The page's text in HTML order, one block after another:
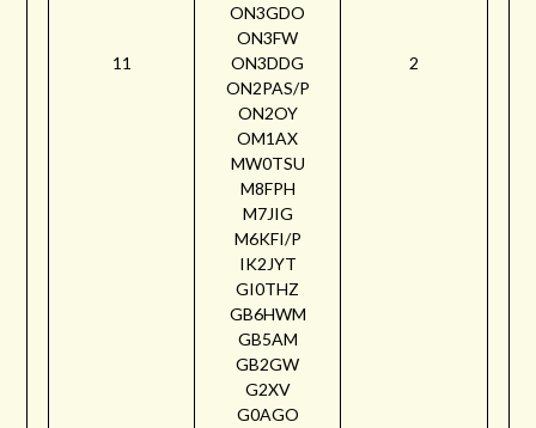
11
ON3GDO
ON3FW
ON3DDG
ON2PAS/P
ON2OY
OM1AX
MW0TSU
M8FPH
M7JIG
M6KFI/P
IK2JYT
GI0THZ
GB6HWM
GB5AM
GB2GW
G2XV
G0AGO
2